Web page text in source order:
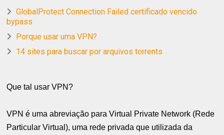
GlobalProtect Connection Failed certificado vencido
bypass
Porque usar uma VPN?
14 sites para buscar por arquivos torrents
Que tal usar VPN?
VPN é uma abreviação para Virtual Private Network (Rede
Particular Virtual), uma rede privada que utilizada da